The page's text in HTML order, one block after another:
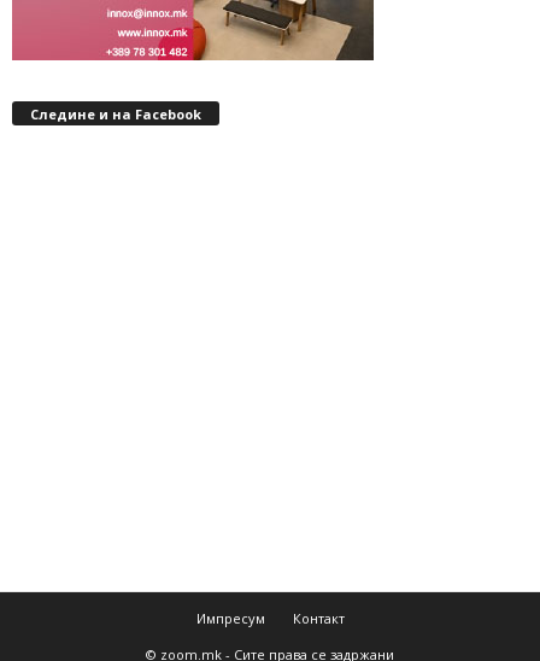
Следине и на Facebook
Импресум
Контакт
© zoom.mk - Сите права се задржани